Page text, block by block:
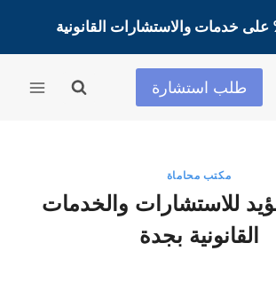
طلب استشارة
مكتب محاماة
للاستشارات والخدمات
القانونية بجدة